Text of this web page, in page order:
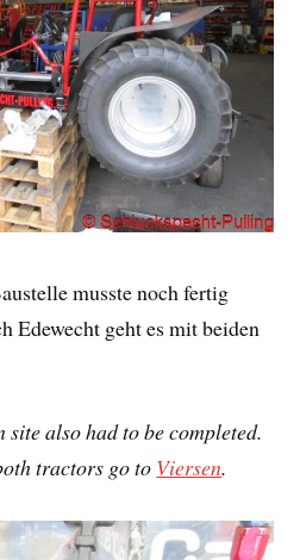
musste noch fertig
Edewecht geht es mit beiden
also had to be completed.
tractors go to Viersen.